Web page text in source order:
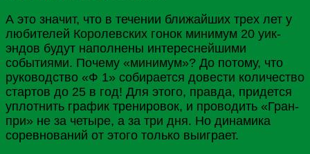
А это значит, что в течении ближайших трех лет у
любителей Королевских гонок минимум 20 уик-
эндов будут наполнены интереснейшими
событиями. Почему «минимум»? До потому, что
руководство «Ф 1» собирается довести количество
стартов до 25 в год! Для этого, правда, придется
уплотнить график тренировок, и проводить «Гран-
при» не за четыре, а за три дня. Но динамика
соревнований от этого только выиграет.